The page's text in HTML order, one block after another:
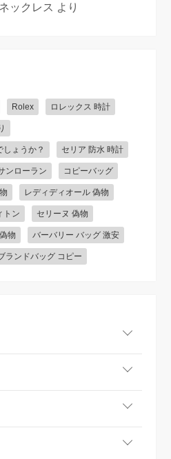
ックレス より
Rolex ロレックス 時計
ょうか？ セリア 防水 時計
ンローラン コピーバッグ
レディディオール 偽物
トン セリーヌ 偽物
物 バーバリー バッグ 激安
ランドバッグ コピー